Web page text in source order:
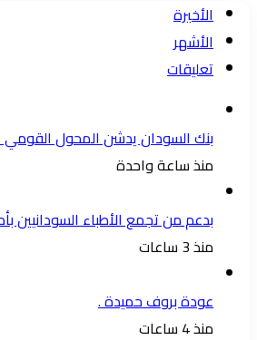
الأخيرة
الأشهر
تعليقات
بنك السودان يدشن المحول القومي
منذ ساعة واحدة
بدعم من تجمع الأطباء السودانيين
منذ 3 ساعات
عودة بروف حميدة .
منذ 4 ساعات